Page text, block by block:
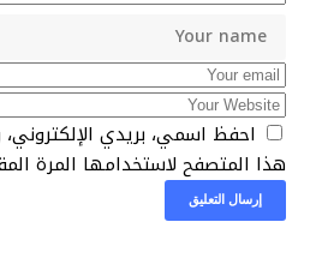
احفظ اسمي، بريدي
هذا المتصفح لاستخدامها المرة